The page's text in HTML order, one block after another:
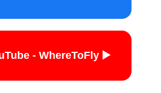
▶️ YouTube - WhereToFly